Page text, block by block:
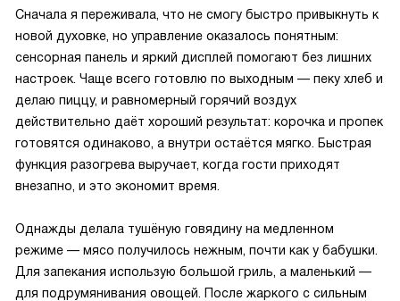
Сначала я переживала, что не смогу быстро привыкнуть к
новой духовке, но управление оказалось понятным:
сенсорная панель и яркий дисплей помогают без лишних
настроек. Чаще всего готовлю по выходным — пеку хлеб и
делаю пиццу, и равномерный горячий воздух
действительно даёт хороший результат: корочка и пропек
готовятся одинаково, а внутри остаётся мягко. Быстрая
функция разогрева выручает, когда гости приходят
внезапно, и это экономит время.
Однажды делала тушёную говядину на медленном
режиме — мясо получилось нежным, почти как у бабушки.
Для запекания использую большой гриль, а маленький —
для подрумянивания овощей. После жаркого с сильным